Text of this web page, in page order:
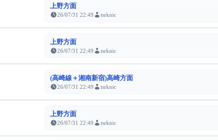
上野方面
26/07/31 22:49 tsrknic
上野方面
26/07/31 22:49 tsrknic
(高崎線＋湘南新宿)高崎方面
26/07/31 22:49 tsrknic
上野方面
26/07/31 22:49 tsrknic